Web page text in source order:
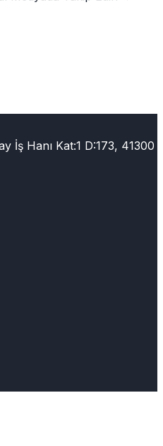
İş Hanı Kat:1 D:173, 41300